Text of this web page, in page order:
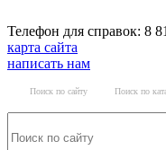
Телефон для справок: 8
карта сайта
написать нам
Поиск по сайту Поиск по